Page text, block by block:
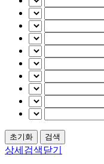
상세검색닫기